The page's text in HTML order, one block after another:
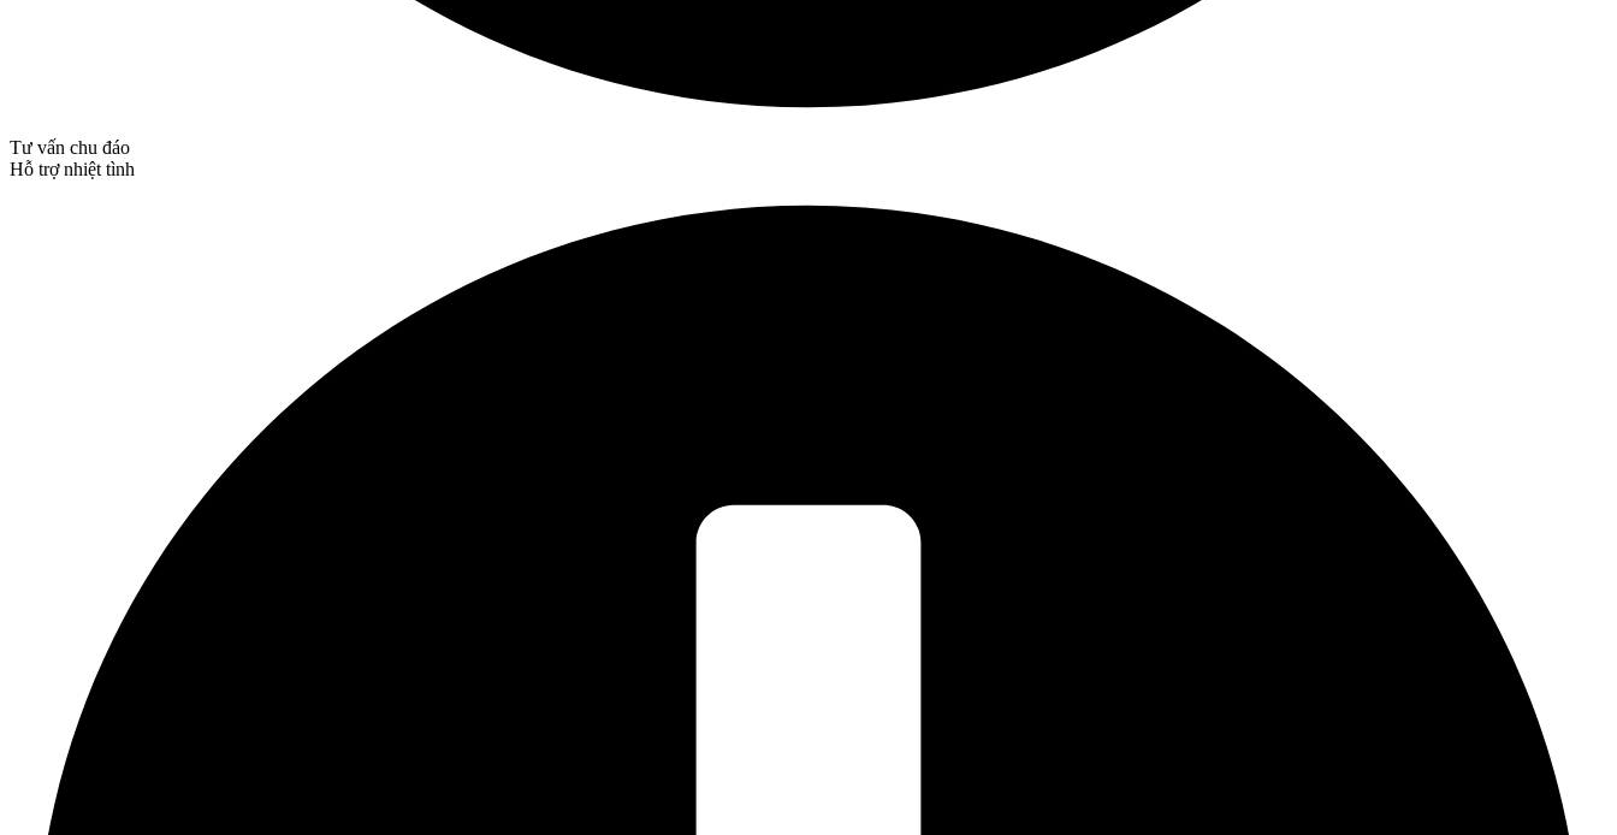
Tư vấn chu đáo
Hỗ trợ nhiệt tình